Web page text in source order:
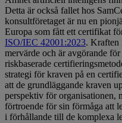
Detta är också fallet hos
konsultföretaget är nu en
Europa som fått ett certifikat
ISO/IEC 42001:2023. Kraften
mervärde och är avgörande
riskbaserade
strategi för kraven på en
att de grundläggande kraven
perspektiv för organisationen,
förtroende för sin förmåga att
i förhållande till de komplexa